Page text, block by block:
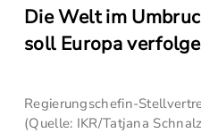
Die Welt im
soll Europa
Regierungschefin-
(Quelle: IKR/Tatjana